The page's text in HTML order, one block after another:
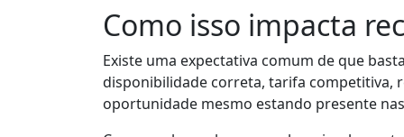
Como isso impacta
Existe uma expectativa comum de que
disponibilidade correta, tarifa competitiva,
oportunidade mesmo estando presente nas